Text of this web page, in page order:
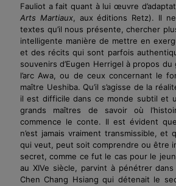
Fauliot a fait quant à lui œuvre
Arts Martiaux, aux éditions Retz). Il
textes qu’il nous présente, chercher
intelligente manière de mettre en
et des récits qui sont parfois
souvenirs d’Eugen Herrigel à propos
l’arc Awa, ou de ceux concernant le
maître Ueshiba. Qu’il s’agisse de la
il est difficile dans ce monde subtil et
grands maîtres de savoir où
commence le conte. Il est évident
n’est jamais vraiment transmissible, et
qui veut, peut soit comprendre ou être
secret, comme ce fut le cas pour le
au XIVe siècle, parvint à pénétrer
Chen Chang Hsiang qui détenait le